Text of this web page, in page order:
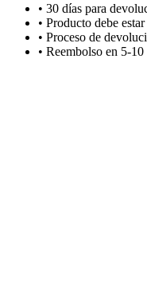
• 30 días para
• Producto debe
• Proceso de
• Reembolso en 5-